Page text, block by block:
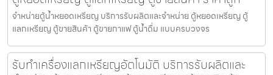
จำหน่ายตู้น้ำหยอดเหรียญ บริการรับผลิตและจำหน่าย ตู้หยอดเหรียญ ตู้
แลกเหรียญ ตู้ขายสินค้า ตู้ขายกาแฟ ตู้น้ำดื่ม แบบครบวงจร
รับทำเครื่องแลกเหรียญ​อัตโนมัติ บริการรับผลิตและ